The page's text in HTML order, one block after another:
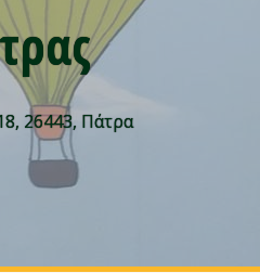
26443, Πάτρα